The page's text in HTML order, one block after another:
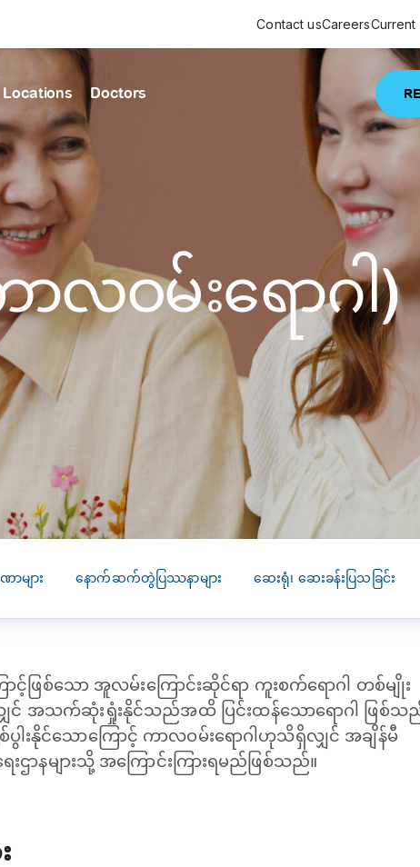
by first letter
D E F
P Q R
X #
ALL ARTICLES
Featured
DISEASES AND
22 APR 2026
လီယွိုက်ဒိုးဆစ် ပြ
News &
PRESS RELEASE
16 JAN 2026
CLL HEALTH
Strengthens
Myanmar Through
Phyu Laboratory and
Yangon, Myanmar, 8
January 2026 — CLL
HEALTH is pleased to
announce the...
PRESS
29 AUG
CLL
Shin
Our featured services
Trusted care for every stage of life
Primary care
Comprehensive and continuing
to elderly stages, coordinating
needed
Locations
Dedicated to providing comprehensive
healthcare services
Shin Saw Pu Clinic
A Top-Tier Primary Care Facility
Local and Expatriate Families
Doctors
Contact usCareers
ာလဝမ်းရောဂါ)
ာများ နောက်ဆက်တွဲပြဿနာများ ဆေးရုံ၊ ဆေးခန်းပြသခြင်း
ဖြစ်သော အူလမ်းကြောင်းဆိုင်ရာ ကူးစက်ရောဂါ တစ်မျိုး
သက်ဆုံးရှုံးနိုင်သည်အထိ ပြင်းထန်သောရောဂါ ဖြစ်သ
ါးနိုင်သောကြောင့် ကာလဝမ်းရောဂါဟုသိရှိလျှင် အချိန်မီ
ဌာနများသို့ အကြောင်းကြားရမည်ဖြစ်သည်။